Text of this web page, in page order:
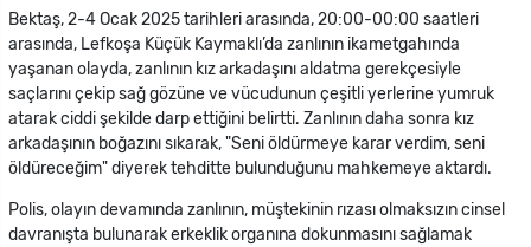
Bektaş, 2-4 Ocak 2025 tarihleri arasında, 20:00-00:00 saatleri
arasında, Lefkoşa Küçük Kaymaklı’da zanlının ikametgahında
yaşanan olayda, zanlının kız arkadaşını aldatma gerekçesiyle
saçlarını çekip sağ gözüne ve vücudunun çeşitli yerlerine yumruk
atarak ciddi şekilde darp ettiğini belirtti. Zanlının daha sonra kız
arkadaşının boğazını sıkarak, "Seni öldürmeye karar verdim, seni
öldüreceğim" diyerek tehditte bulunduğunu mahkemeye aktardı.
Polis, olayın devamında zanlının, müştekinin rızası olmaksızın cinsel
davranışta bulunarak erkeklik organına dokunmasını sağlamak